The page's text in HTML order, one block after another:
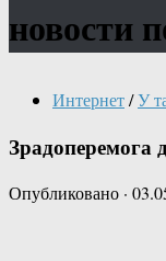
новости
Интернет/У
Зрадоперемога
Опубликовано ·